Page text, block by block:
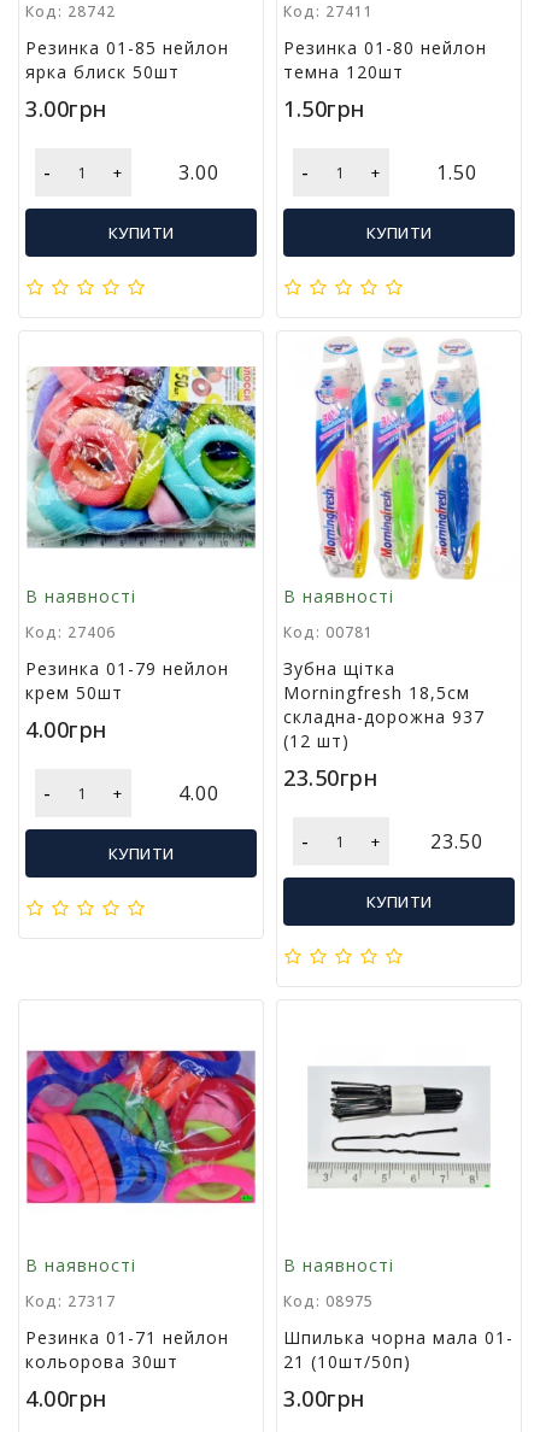
Код: 28742
Резинка 01-85 нейлон
ярка блиск 50шт
3.00грн
- + 3.00
КУПИТИ
Код: 27411
Резинка 01-80 нейлон
темна 120шт
1.50грн
- + 1.50
КУПИТИ
В наявності
Код: 27406
Резинка 01-79 нейлон
крем 50шт
4.00грн
- + 4.00
КУПИТИ
В наявності
Код: 00781
Зубна щітка
Morningfresh 18,5см
складна-дорожна 937
(12 шт)
23.50грн
- + 23.50
КУПИТИ
В наявності
Код: 27317
Резинка 01-71 нейлон
кольорова 30шт
4.00грн
В наявності
Код: 08975
Шпилька чорна мала 01-
21 (10шт/50п)
3.00грн